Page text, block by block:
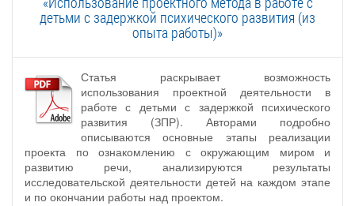
детьми с задержкой психического развития (из
опыта работы)»
Статья раскрывает возможность
использования проектной деятельности в
работе с детьми с задержкой психического
развития (ЗПР). Авторами подробно
описываются основные этапы реализации
проекта по ознакомлению с окружающим миром и
развитию речи, анализируются результаты
исследовательской деятельности детей на каждом этапе
и по окончании работы над проектом.